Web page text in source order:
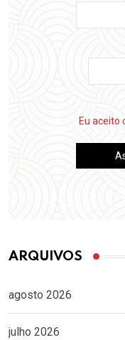
Eu aceito
ARQUIVOS
agosto 2026
julho 2026